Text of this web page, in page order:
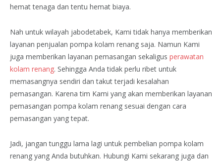
hemat tenaga dan tentu hemat biaya.
Nah untuk wilayah jabodetabek, Kami tidak hanya memberikan
layanan penjualan pompa kolam renang saja. Namun Kami
juga memberikan layanan pemasangan sekaligus perawatan
kolam renang. Sehingga Anda tidak perlu ribet untuk
memasangnya sendiri dan takut terjadi kesalahan
pemasangan. Karena tim Kami yang akan memberikan layanan
pemasangan pompa kolam renang sesuai dengan cara
pemasangan yang tepat.
Jadi, jangan tunggu lama lagi untuk pembelian pompa kolam
renang yang Anda butuhkan. Hubungi Kami sekarang juga dan